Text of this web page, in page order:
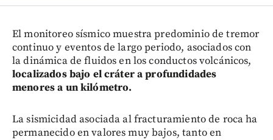
El monitoreo sísmico muestra predominio de tremor
continuo y eventos de largo periodo, asociados con
la dinámica de fluidos en los conductos volcánicos,
localizados bajo el cráter a profundidades
menores a un kilómetro.
La sismicidad asociada al fracturamiento de roca ha
permanecido en valores muy bajos, tanto en